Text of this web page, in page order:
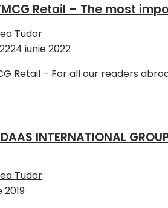
Retail – The most
Tudor
24 iunie 2022
Retail – For all our readers
INTERNATIONAL
Tudor